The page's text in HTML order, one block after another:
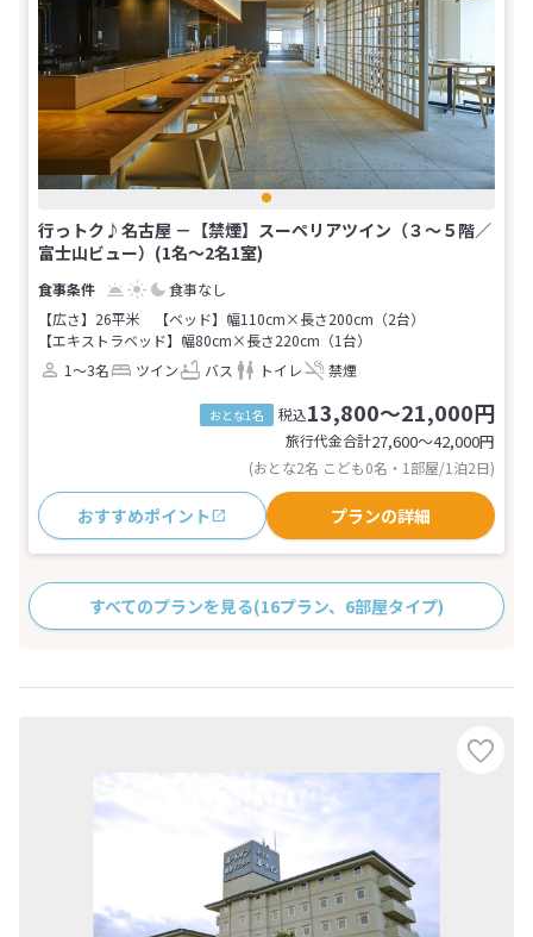
行っトク♪名古屋 －【禁煙】スーペリアツイン（３～５階／
富士山ビュー）(1名～2名1室)
食事なし
【広さ】26平米
【ベッド】幅110cm×長さ200cm（2台）
【エキストラベッド】幅80cm×長さ220cm（1台）
1～3名
ツイン バス トイレ 禁煙
おとな1名 税込13,800～21,000円
旅行代金合計27,600〜42,000円
(おとな2名 こども0名・1部屋/1泊2日)
おすすめポイント プランの詳細
すべてのプランを見る(16プラン、6部屋タイプ)